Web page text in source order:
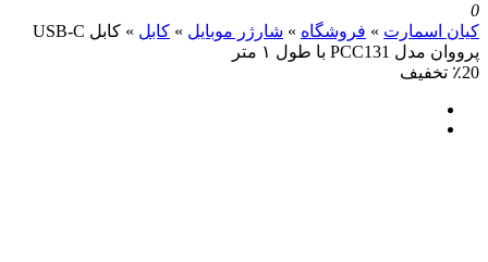
0
کیان اسمارت » فروشگاه » شارژر موبایل » کابل »
کابل USB‑C
پرووان مدل PCC131 با طول ۱ متر
٪20 تخفیف